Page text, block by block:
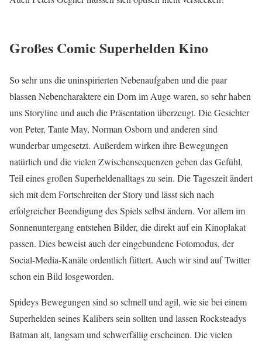
Großes Comic Superhelden Kino
So sehr uns die uninspirierten Nebenaufgaben und die paar
blassen Nebencharaktere ein Dorn im Auge waren, so sehr haben
uns Storyline und auch die Präsentation überzeugt. Die Gesichter
von Peter, Tante May, Norman Osborn und anderen sind
wunderbar umgesetzt. Außerdem wirken ihre Bewegungen
natürlich und die vielen Zwischensequenzen geben das Gefühl,
Teil eines großen Superheldenalltags zu sein. Die Tageszeit ändert
sich mit dem Fortschreiten der Story und lässt sich nach
erfolgreicher Beendigung des Spiels selbst ändern. Vor allem im
Sonnenuntergang entstehen Bilder, die direkt auf ein Kinoplakat
passen. Dies beweist auch der eingebundene Fotomodus, der
Social-Media-Kanäle ordentlich füttert. Auch wir sind auf Twitter
schon ein Bild losgeworden.
Spideys Bewegungen sind so schnell und agil, wie sie bei einem
Superhelden seines Kalibers sein sollten und lassen Rocksteadys
Batman alt, langsam und schwerfällig erscheinen. Die vielen